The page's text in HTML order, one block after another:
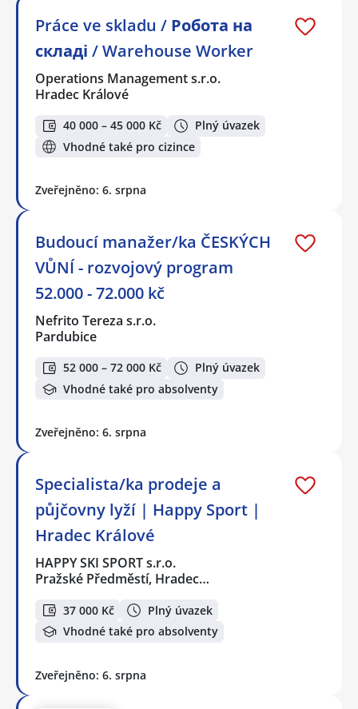
Práce ve skladu / Робота на
складі / Warehouse Worker
Operations Management s.r.o.
Hradec Králové
40 000 – 45 000 Kč
Plný úvazek
Vhodné také pro cizince
Zveřejněno: 6. srpna
Budoucí manažer/ka ČESKÝCH
VŮNÍ - rozvojový program
52.000 - 72.000 kč
Nefrito Tereza s.r.o.
Pardubice
52 000 – 72 000 Kč
Plný úvazek
Vhodné také pro absolventy
Zveřejněno: 6. srpna
Specialista/ka prodeje a
půjčovny lyží | Happy Sport |
Hradec Králové
HAPPY SKI SPORT s.r.o.
Pražské Předměstí, Hradec…
37 000 Kč
Plný úvazek
Vhodné také pro absolventy
Zveřejněno: 6. srpna